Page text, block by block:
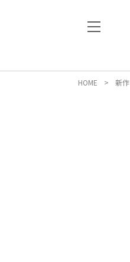
HOME 新作